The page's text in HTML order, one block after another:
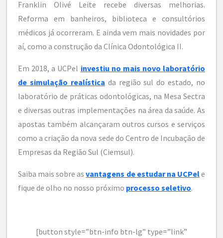
Franklin Olivé Leite recebe diversas melhorias.
Reforma em banheiros, biblioteca e consultórios
médicos já ocorreram. E ainda vem mais novidades por
aí, como a construção da Clínica Odontológica II.
Em 2018, a UCPel investiu no mais novo laboratório
de simulação realística da região sul do estado, no
laboratório de práticas odontológicas, na Mesa Sectra
e diversas outras implementações na área da saúde. As
apostas também alcançaram outros cursos e serviços
como a criação da nova sede do Centro de Incubação de
Empresas da Região Sul (Ciemsul).
Saiba mais sobre asvantagens de estudar na UCPele
fique de olho no nosso próximo processo seletivo.
[button style=”btn-info btn-lg” type=”link”